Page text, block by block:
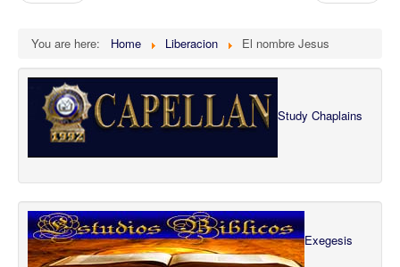
You are here: Home Liberacion El nombre Jesus
Study Chaplains
Exegesis